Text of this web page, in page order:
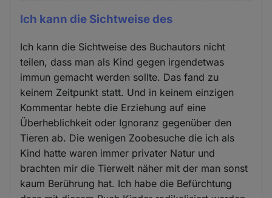
Ich kann die Sichtweise des
Ich kann die Sichtweise des Buchautors nicht
teilen, dass man als Kind gegen irgendetwas
immun gemacht werden sollte. Das fand zu
keinem Zeitpunkt statt. Und in keinem einzigen
Kommentar hebte die Erziehung auf eine
Überheblichkeit oder Ignoranz gegenüber den
Tieren ab. Die wenigen Zoobesuche die ich als
Kind hatte waren immer privater Natur und
brachten mir die Tierwelt näher mit der man sonst
kaum Berührung hat. Ich habe die Befürchtung